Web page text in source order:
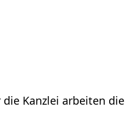
Kanzlei arbeiten die